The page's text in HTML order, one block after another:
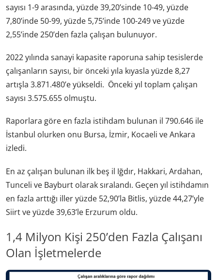
sayısı 1-9 arasında, yüzde 39,20’sinde 10-49, yüzde
7,80’inde 50-99, yüzde 5,75’inde 100-249 ve yüzde
2,55’inde 250’den fazla çalışan bulunuyor.
2022 yılında sanayi kapasite raporuna sahip tesislerde
çalışanların sayısı, bir önceki yıla kıyasla yüzde 8,27
artışla 3.871.480’e yükseldi. Önceki yıl toplam çalışan
sayısı 3.575.655 olmuştu.
Raporlara göre en fazla istihdam bulunan il 790.646 ile
İstanbul olurken onu Bursa, İzmir, Kocaeli ve Ankara
izledi.
En az çalışan bulunan ilk beş il Iğdır, Hakkari, Ardahan,
Tunceli ve Bayburt olarak sıralandı. Geçen yıl istihdamın
en fazla arttığı iller yüzde 52,90’la Bitlis, yüzde 44,27’yle
Siirt ve yüzde 39,63’le Erzurum oldu.
1,4 Milyon Kişi 250’den Fazla Çalışanı
Olan İşletmelerde